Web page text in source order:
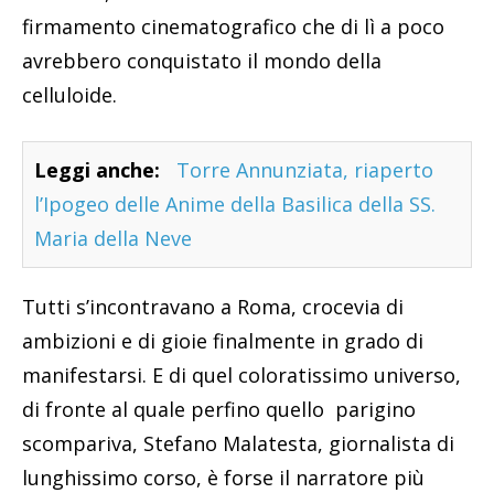
firmamento cinematografico che di lì a poco
avrebbero conquistato il mondo della
celluloide.
Leggi anche:
Torre Annunziata, riaperto
l’Ipogeo delle Anime della Basilica della SS.
Maria della Neve
Tutti s’incontravano a Roma, crocevia di
ambizioni e di gioie finalmente in grado di
manifestarsi. E di quel coloratissimo universo,
di fronte al quale perfino quello parigino
scompariva, Stefano Malatesta, giornalista di
lunghissimo corso, è forse il narratore più